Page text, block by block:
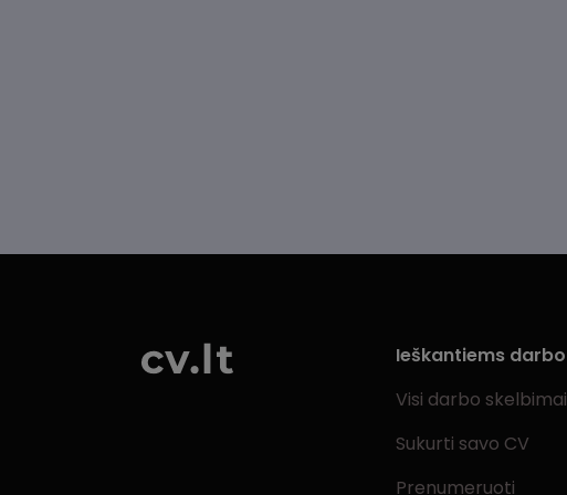
Ieškantiems darbo
Visi darbo skelbimai
Sukurti savo CV
Prenumeruoti